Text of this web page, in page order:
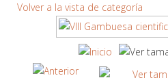
Volver a la vista de categoría